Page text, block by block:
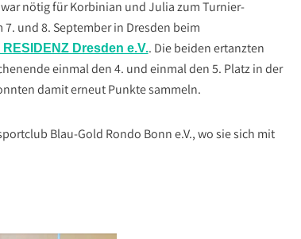
war nötig für Korbinian und Julia zum Turnier-
7. und 8. September in Dresden beim
Dresden e.V.. Die beiden ertanzten
einmal den 4. und einmal den 5. Platz in der
damit erneut Punkte sammeln.
Blau-Gold Rondo Bonn e.V., wo sie sich mit